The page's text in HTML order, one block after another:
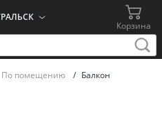
Корзина
По помещению / Балкон